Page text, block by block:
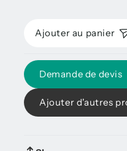
Ajouter au panier
Demande de devis
Ajouter d'autres